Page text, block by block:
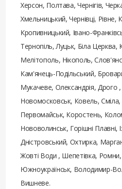
Херсон, Полтава, Чернігів,
Хмельницький, Чернівці, Рівне,
Кропивницький, Івано-
Тернопіль, Луцьк, Біла Церква,
Мелітополь, Нікополь,
Кам'янець-Подільський,
Мукачеве, Олександрія, Дрого ,
Новомосковськ, Ковель,
Первомайськ, Коростень,
Нововолинськ, Горішні Плавні,
Дністровський, Охтирка,
Жовті Води , Шепетівка,
Южноукраїнськ, Володимир-
Вишневе.